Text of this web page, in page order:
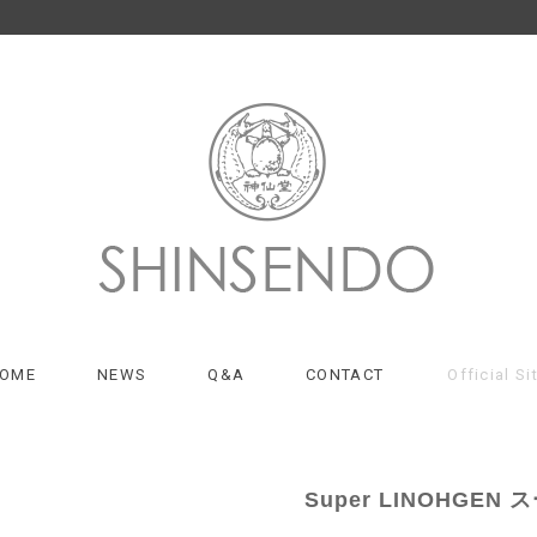
NEWS Q&A CONTACT Official
Super LINOHGEN ス